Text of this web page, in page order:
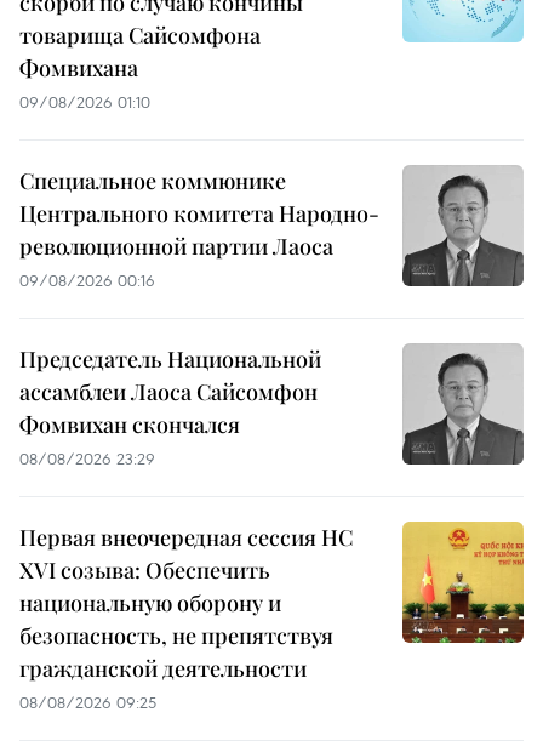
товарища Сайсомфона
Фомвихана
09/08/2026 01:10
Специальное коммюнике
Центрального комитета Народно-
революционной партии Лаоса
09/08/2026 00:16
Председатель Национальной
ассамблеи Лаоса Сайсомфон
Фомвихан скончался
08/08/2026 23:29
Первая внеочередная сессия НС
XVI созыва: Обеспечить
национальную оборону и
безопасность, не препятствуя
гражданской деятельности
08/08/2026 09:25